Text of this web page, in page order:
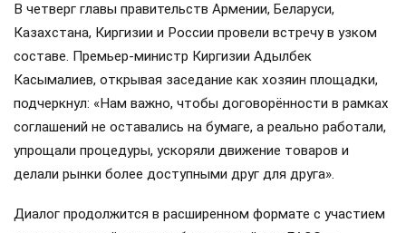
В четверг главы правительств Армении, Беларуси,
Казахстана, Киргизии и России провели встречу в узком
составе. Премьер-министр Киргизии Адылбек
Касымалиев, открывая заседание как хозяин площадки,
подчеркнул: «Нам важно, чтобы договорённости в рамках
соглашений не оставались на бумаге, а реально работали,
упрощали процедуры, ускоряли движение товаров и
делали рынки более доступными друг для друга».
Диалог продолжится в расширенном формате с участием